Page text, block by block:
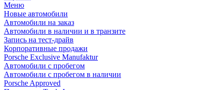
Меню
Новые автомобили
Автомобили на заказ
Автомобили в наличии и в транзите
Запись на тест-драйв
Корпоративные продажи
Porsche Exclusive Manufaktur
Автомобили с пробегом
Автомобили с пробегом в наличии
Porsche Approved